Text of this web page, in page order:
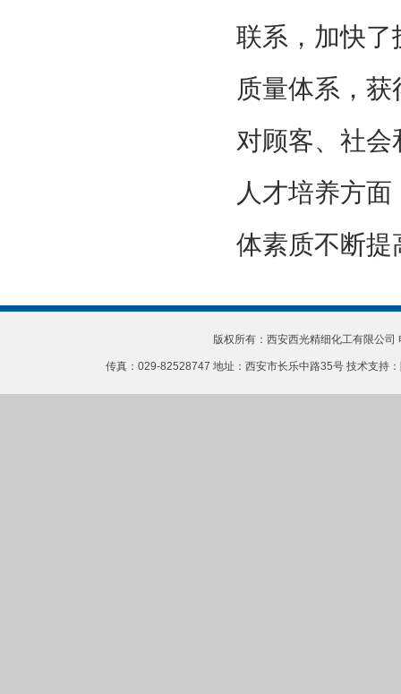
联系，加快了
质量体系，
对顾客、社
人才培养方
体素质不断提
版权所有：西安西光精细化工有限公
传真：029-82528747 地址：西安市长乐中路35号 技术支持：